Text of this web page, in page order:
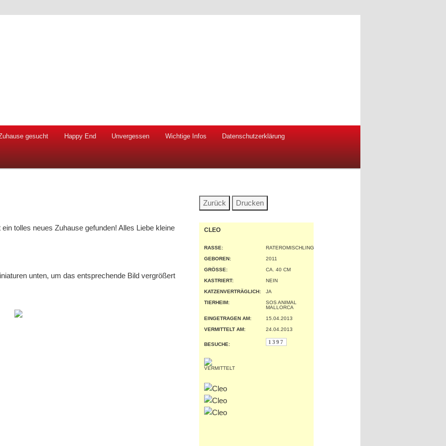
gesucht Happy End Unvergessen Wichtige Infos Datenschutzerklärung
tolles neues Zuhause gefunden! Alles Liebe kleine
unten, um das entsprechende Bild vergrößert
CLEO
RASSE:
RATEROMISCHLING
GEBOREN:
2011
GRÖSSE:
CA. 40 CM
KASTRIERT:
NEIN
KATZENVERTRÄGLICH:
JA
TIERHEIM:
SOS ANIMAL
MALLORCA
EINGETRAGEN AM:
15.04.2013
VERMITTELT AM:
24.04.2013
BESUCHE: 1397